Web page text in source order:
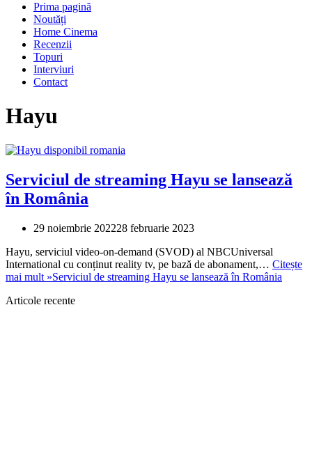
Prima pagină
Noutăți
Home Cinema
Recenzii
Topuri
Interviuri
Contact
Hayu
Serviciul de streaming Hayu se lansează
în România
29 noiembrie 202228 februarie 2023
Hayu, serviciul video-on-demand (SVOD) al NBCUniversal
International cu conținut reality tv, pe bază de abonament,… Citește
mai mult »Serviciul de streaming Hayu se lansează în România
Articole recente